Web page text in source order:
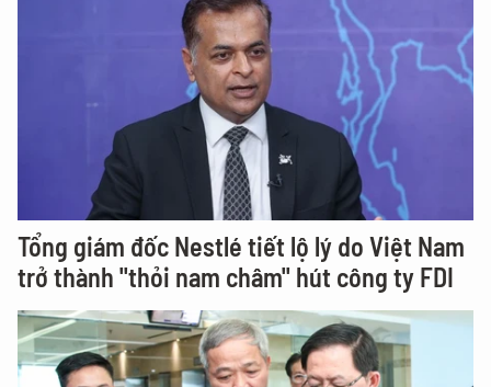
Tổng giám đốc Nestlé tiết lộ lý do Việt Nam
trở thành "thỏi nam châm" hút công ty FDI